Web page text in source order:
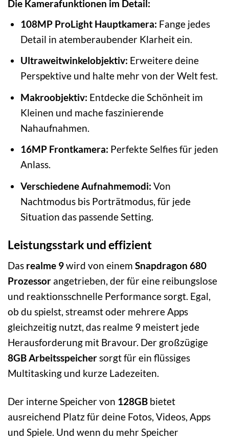
Die Kamerafunktionen im Detail:
108MP ProLight Hauptkamera: Fange jedes
Detail in atemberaubender Klarheit ein.
Ultraweitwinkelobjektiv: Erweitere deine
Perspektive und halte mehr von der Welt fest.
Makroobjektiv: Entdecke die Schönheit im
Kleinen und mache faszinierende
Nahaufnahmen.
16MP Frontkamera: Perfekte Selfies für jeden
Anlass.
Verschiedene Aufnahmemodi: Von
Nachtmodus bis Porträtmodus, für jede
Situation das passende Setting.
Leistungsstark und effizient
Das realme 9wird von einem Snapdragon 680
Prozessor angetrieben, der für eine reibungslose
und reaktionsschnelle Performance sorgt. Egal,
ob du spielst, streamst oder mehrere Apps
gleichzeitig nutzt, das realme 9 meistert jede
Herausforderung mit Bravour. Der großzügige
8GB Arbeitsspeichersorgt für ein flüssiges
Multitasking und kurze Ladezeiten.
Der interne Speicher von 128GB bietet
ausreichend Platz für deine Fotos, Videos, Apps
und Spiele. Und wenn du mehr Speicher